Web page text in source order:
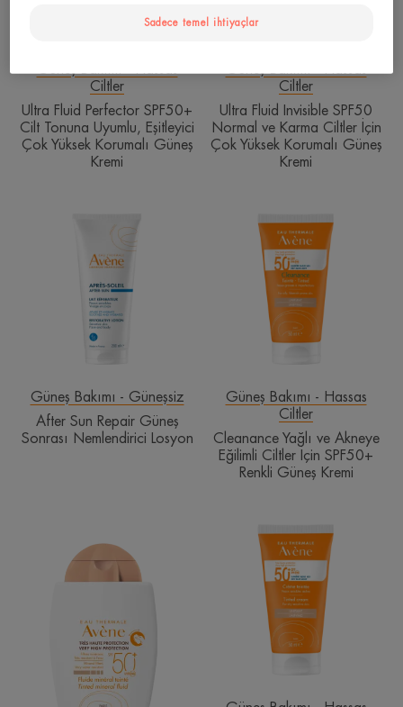
Eşitleyici
Korumalı
Güneş
Kremi
Ciltler
Ultra Fluid Perfector SPF50+
Cilt Tonuna Uyumlu, Eşitleyici
Çok Yüksek Korumalı Güneş
Kremi
Yüksek
Korumalı
Güneş
Kremi
Ciltler
Ultra Fluid Invisible SPF50
Normal ve Karma Ciltler İçin
Çok Yüksek Korumalı Güneş
Kremi
Sun
Repair
Güneş
Sonrası
Nemlendirici
Losyon
Güneş Bakımı - Güneşsiz
After Sun Repair Güneş
Sonrası Nemlendirici Losyon
Yağlı
ve
Akneye
Eğilimli
Ciltler
İçin
Güneş
Kremi
Güneş Bakımı - Hassas
Ciltler
Cleanance Yağlı ve Akneye
Eğilimli Ciltler İçin SPF50+
Renkli Güneş Kremi
Filtreli
SPF
50+
Güneş
Kremi
Cream
SPF50+
Kuru
Ciltler
için
Renkli
Sadece temel ihtiyaçlar